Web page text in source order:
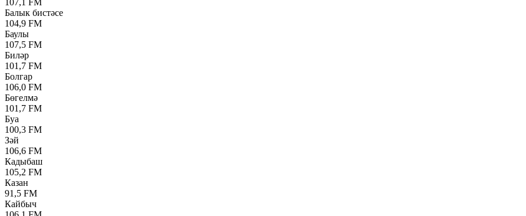
107,1 FM
Балык бистәсе
104,9 FM
Баулы
107,5 FM
Биләр
101,7 FM
Болгар
106,0 FM
Бөгелмә
101,7 FM
Буа
100,3 FM
Зәй
106,6 FM
Кадыбаш
105,2 FM
Казан
91,5 FM
Кайбыч